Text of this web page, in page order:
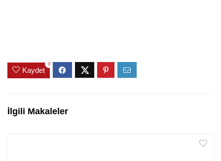
Kaydet
0
İlgili Makaleler